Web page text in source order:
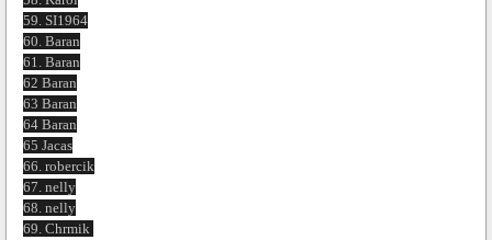
59. SI1964
60. Baran
61. Baran
62 Baran
63 Baran
64 Baran
65 Jacas
66. robercik
67. nelly
68. nelly
69. Chrmik